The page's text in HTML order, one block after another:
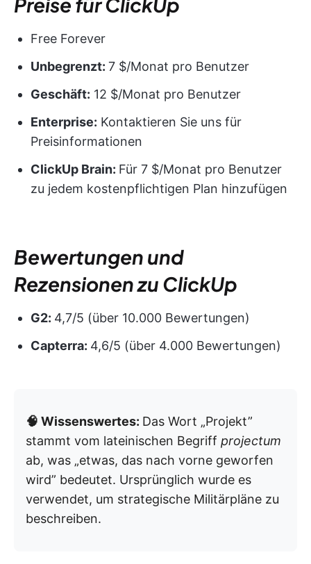
Free Forever
Unbegrenzt: 7 $/Monat pro Benutzer
Geschäft: 12 $/Monat pro Benutzer
Enterprise: Kontaktieren Sie uns für
Preisinformationen
ClickUp Brain: Für 7 $/Monat pro Benutzer
zu jedem kostenpflichtigen Plan hinzufügen
Bewertungen und
Rezensionen zu ClickUp
G2: 4,7/5 (über 10.000 Bewertungen)
Capterra: 4,6/5 (über 4.000 Bewertungen)
🧠 Wissenswertes: Das Wort „Projekt”
stammt vom lateinischen Begriff projectum
ab, was „etwas, das nach vorne geworfen
wird” bedeutet. Ursprünglich wurde es
verwendet, um strategische Militärpläne zu
beschreiben.